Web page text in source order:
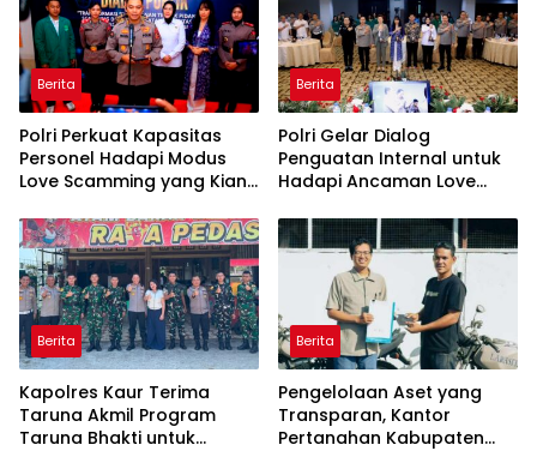
Berita
Polri Perkuat Kapasitas
Personel Hadapi Modus
Love Scamming yang Kian
Berita
Polri Gelar Dialog
Penguatan Internal untuk
Hadapi Ancaman Love
Berita
Kapolres Kaur Terima
Taruna Akmil Program
Taruna Bhakti untuk
Berita
Pengelolaan Aset yang
Transparan, Kantor
Pertanahan Kabupaten